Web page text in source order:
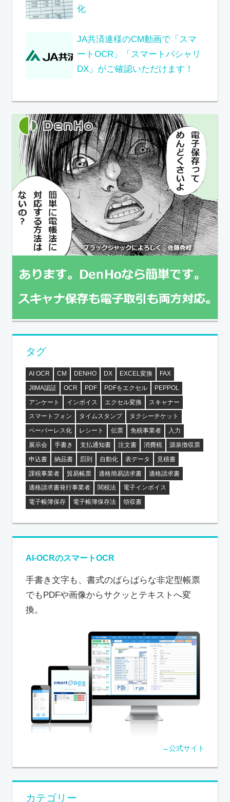
化
JA共済連様のCM動画で「スマ
ートOCR」「スマートパシャリ
DX」がご確認いただけます！
タグ
AI OCR CM DENHO DX EXCEL変換
FAX
JIIMA認証
OCR PDF PDFをエクセル
PEPPOL
アンケート
インボイス エクセル変換
スキャナー
スマートフォン
タイムスタンプ
タクシーチケット
ペーパーレス化
レシート 伝票 免税事業者
入力
展示会
手書き 支払通知書 注文書 消費税
源泉徴収票
申込書
納品書 罰則 自動化 表データ
見積書
課税事業者
貿易帳票 適格簡易請求書
適格請求書
適格請求書発行事業者
関税法
電子インボイス
電子帳簿保存
電子帳簿保存法 領収書
AI-OCRのスマートOCR
手書き文字も、書式のばらばらな非定型帳票
でもPDFや画像からサクッとテキストへ変
換。
→公式サイト
カテゴリー